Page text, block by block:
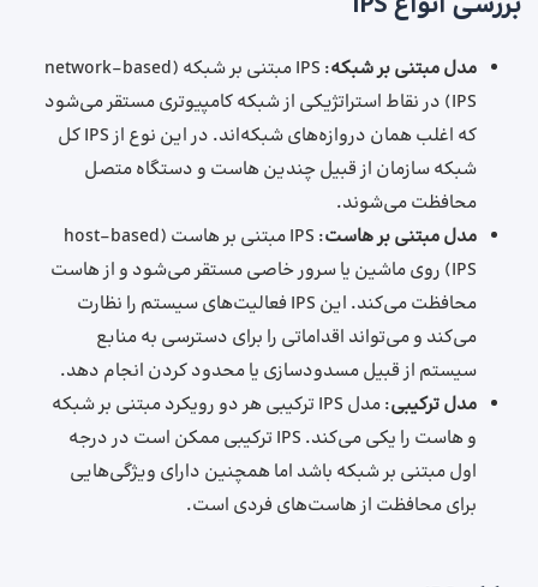
مدل مبتنی بر شبکه
: IPS مبتنی بر شبکه (network-based
IPS) در نقاط استراتژیکی از شبکه کامپیوتری مستقر می‌شود
که اغلب همان دروازه‌های شبکه‌اند. در این نوع از IPS کل
شبکه سازمان از قبیل چندین هاست و دستگاه متصل
محافظت می‌شوند.
مدل مبتنی بر هاست
: IPS مبتنی بر هاست (host-based
IPS) روی ماشین یا سرور خاصی مستقر می‌شود و از هاست
محافظت می‌کند. این IPS فعالیت‌های سیستم را نظارت
می‌کند و می‌تواند اقداماتی را برای دسترسی به منابع
سیستم از قبیل مسدودسازی یا محدود کردن انجام دهد.
مدل ترکیبی
: مدل IPS ترکیبی هر دو رویکرد مبتنی بر شبکه
و هاست را یکی می‌کند. IPS ترکیبی ممکن است در درجه
اول مبتنی بر شبکه باشد اما همچنین دارای ویژگی‌هایی
برای محافظت از هاست‌های فردی است.